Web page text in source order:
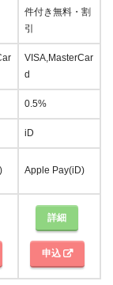
件付き無料・割
引
VISA,MasterCar
d
0.5%
iD
Apple Pay(iD)
詳細
申込